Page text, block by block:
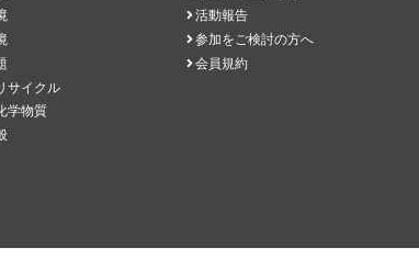
サイクル
学物質
活動報告
参加をご検討の方へ
会員規約